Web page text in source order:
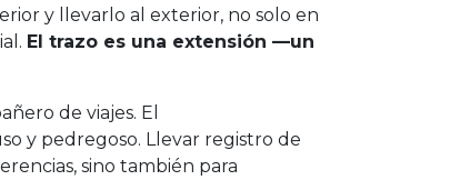
y llevarlo al exterior, no solo en
El trazo es una extensión —un
de viajes. El
y pedregoso. Llevar registro de
sino también para